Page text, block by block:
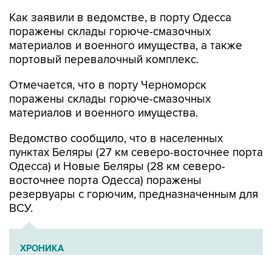
Как заявили в ведомстве, в порту Одесса
поражены склады горюче-смазочных
материалов и военного имущества, а также
портовый перевалочный комплекс.
Отмечается, что в порту Черноморск
поражены склады горюче-смазочных
материалов и военного имущества.
Ведомство сообщило, что в населенных
пунктах Беляры (27 км северо-восточнее порта
Одесса) и Новые Беляры (28 км северо-
восточнее порта Одесса) поражены
резервуары с горючим, предназначенным для
ВСУ.
ХРОНИКА